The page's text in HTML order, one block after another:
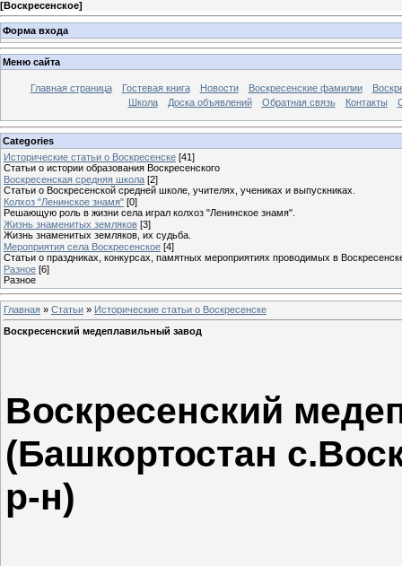
[Воскресенское]
Форма входа
Меню сайта
Главная страница Гостевая книга Новости Воскресенские фамилии
Школа
Доска объявлений Обратная связь Контакты
Categories
Исторические статьи о Воскресенске [41]
Статьи о истории образования Воскресенского
Воскресенская средняя школа [2]
Статьи о Воскресенской средней школе, учителях, учениках и выпускниках.
Колхоз "Ленинское знамя" [0]
Решающую роль в жизни села играл колхоз "Ленинское знамя".
Жизнь знаменитых земляков [3]
Жизнь знаменитых земляков, их судьба.
Мероприятия села Воскресенское [4]
Статьи о праздниках, конкурсах, памятных мероприятиях проводимых в
Разное [6]
Разное
Главная » Статьи » Исторические статьи о Воскресенске
Воскресенский медеплавильный завод
Воскресенский
(Башкортостан
р-н)